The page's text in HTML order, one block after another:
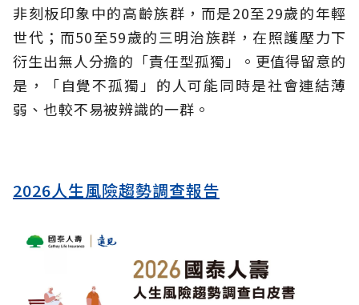
非刻板印象中的高齡族群，而是20至29歲的年輕
世代；而50至59歲的三明治族群，在照護壓力下
衍生出無人分擔的「責任型孤獨」。更值得留意的
是，「自覺不孤獨」的人可能同時是社會連結薄
弱、也較不易被辨識的一群。
2026人生風險趨勢調查報告